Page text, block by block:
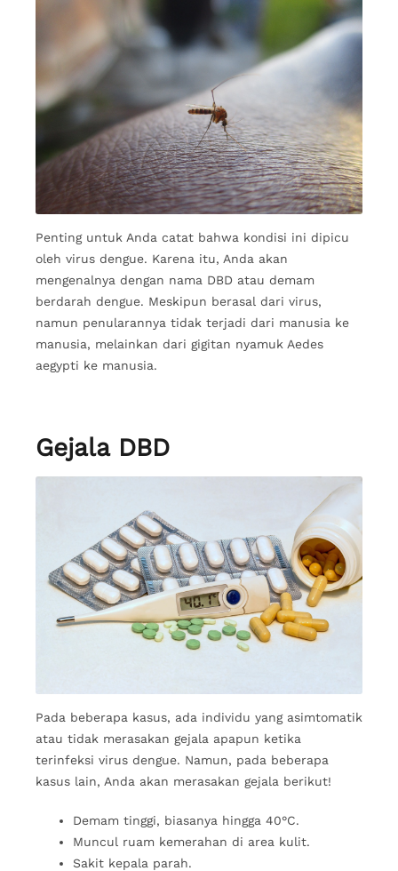
Penting untuk Anda catat bahwa kondisi ini dipicu
oleh virus dengue. Karena itu, Anda akan
mengenalnya dengan nama DBD atau demam
berdarah dengue. Meskipun berasal dari virus,
namun penularannya tidak terjadi dari manusia ke
manusia, melainkan dari gigitan nyamuk Aedes
aegypti ke manusia.
Gejala DBD
Pada beberapa kasus, ada individu yang asimtomatik
atau tidak merasakan gejala apapun ketika
terinfeksi virus dengue. Namun, pada beberapa
kasus lain, Anda akan merasakan gejala berikut!
Demam tinggi, biasanya hingga 40°C.
Muncul ruam kemerahan di area kulit.
Sakit kepala parah.